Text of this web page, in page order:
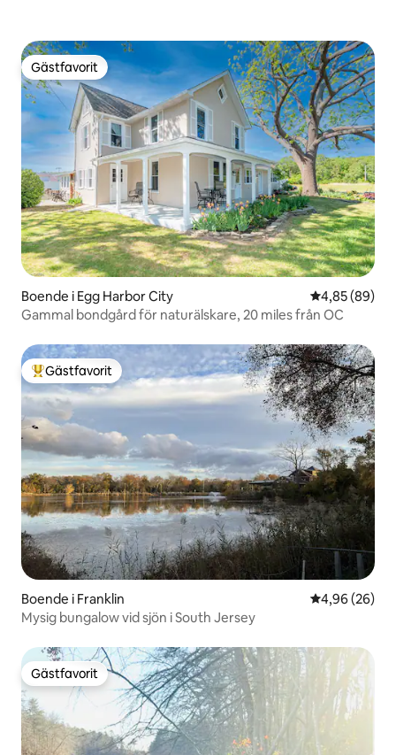
Gästfavorit
Gästfavorit
Boende i Egg Harbor City 4,85 av 5 i
4,85 (89)
Gammal bondgård för naturälskare, 20 miles från OC
Populär gästfavorit
Gästfavorit
Boende i Franklin 4,96 av 5 i
4,96 (26)
Mysig bungalow vid sjön i South Jersey
Gästfavorit
Gästfavorit